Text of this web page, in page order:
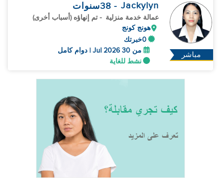
مباشر
Jackylyn
- 38 سنوات
عمالة خدمة منزلية - تم إنهاؤه (أسباب أخرى)
هونج كونج
0خبرتك
من 30 Jul 2026 | دوام كامل
نشط للغاية